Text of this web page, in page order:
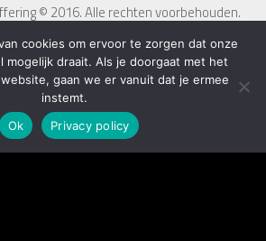
© 2016. Alle rechten voorbehouden.
cookies om ervoor te zorgen dat onze
mogelijk draait. Als je doorgaat met het
gaan we er vanuit dat je ermee
instemt.
Ok
Privacy policy